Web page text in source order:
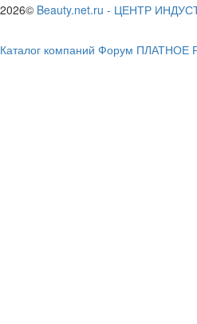
2026© Beauty.net.ru - ЦЕНТР
Каталог компаний Форум ПЛАТНОЕ